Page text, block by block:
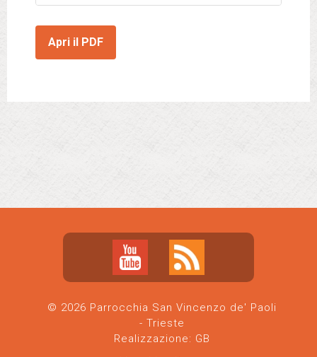
Apri il PDF
© 2026 Parrocchia San Vincenzo de' Paoli
- Trieste
Realizzazione: GB